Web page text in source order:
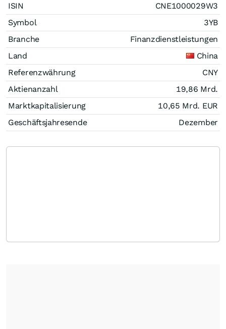
ISIN
CNE1000029W3
Symbol
3YB
Branche
Finanzdienstleistungen
Land
China
Referenzwährung
CNY
Aktienanzahl
19,86 Mrd.
Marktkapitalisierung
10,65 Mrd. EUR
Geschäftsjahresende
Dezember